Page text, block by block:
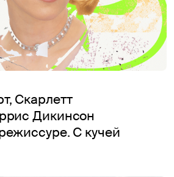
Скарлетт
Дикинсон
С кучей